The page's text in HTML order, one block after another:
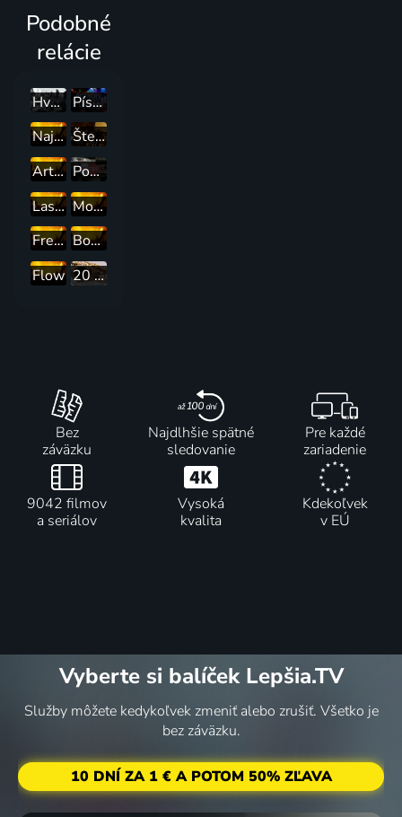
Podobné
relácie
Hvězdný festival v Montreux
Písničky z Lucerny
Najlepší mix hitov
Štefan Margita a jeho hosté
Artist Breakout
Popstory
Lasica píše Čekovskému
Morning Spin
Fresh Out The Box
Bounce & Fun
Flow
20 let společné plavby
Bez
záväzku
Najdlhšie spätné
sledovanie
Pre každé
zariadenie
9042 filmov
a seriálov
Vysoká
kvalita
Kdekoľvek
v EÚ
Vyberte si balíček Lepšia.TV
Služby môžete kedykoľvek zmeniť alebo zrušiť. Všetko je
bez záväzku.
10 DNÍ ZA 1 € A POTOM 50% ZĽAVA